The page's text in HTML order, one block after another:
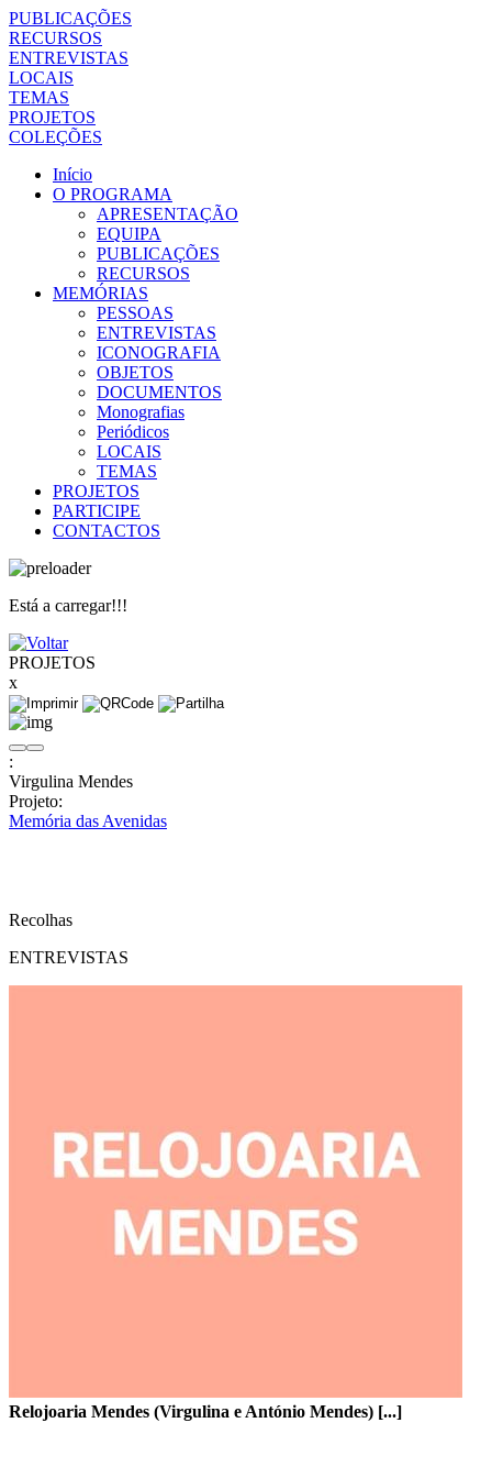
PUBLICAÇÕES
RECURSOS
ENTREVISTAS
LOCAIS
TEMAS
PROJETOS
COLEÇÕES
Início
O PROGRAMA
APRESENTAÇÃO
EQUIPA
PUBLICAÇÕES
RECURSOS
MEMÓRIAS
PESSOAS
ENTREVISTAS
ICONOGRAFIA
OBJETOS
DOCUMENTOS
Monografias
Periódicos
LOCAIS
TEMAS
PROJETOS
PARTICIPE
CONTACTOS
Está a carregar!!!
PROJETOS
x
:
Virgulina Mendes
Projeto:
Memória das Avenidas
Recolhas
ENTREVISTAS
Relojoaria Mendes (Virgulina e António Mendes) [...]